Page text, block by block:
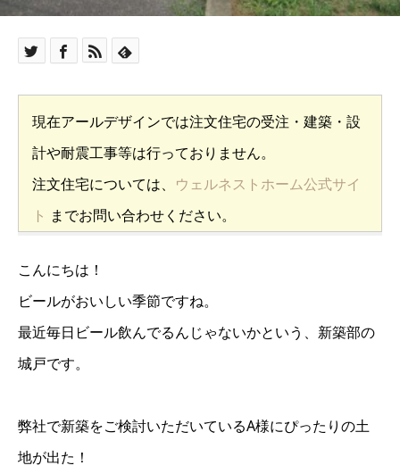
現在アールデザインでは注文住宅の受注・建築・設
計や耐震工事等は行っておりません。
注文住宅については、 ウェルネストホーム公式サイ
ト までお問い合わせください。
こんにちは！
ビールがおいしい季節ですね。
最近毎日ビール飲んでるんじゃないかという、新築部の
城戸です。
弊社で新築をご検討いただいているA様にぴったりの土
地が出た！